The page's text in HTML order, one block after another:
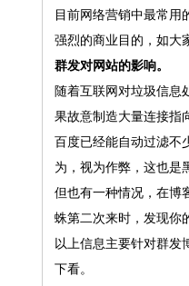
目前网络营销中最常用
强烈的商业目的，如大
群发对网站的影响。
随着互联网对垃圾信息
果故意制造大量连接指
百度已经能自动过滤不
为，视为作弊，这也是
但也有一种情况，在博
蛛第二次来时，发现你
以上信息主要针对群发
下看。